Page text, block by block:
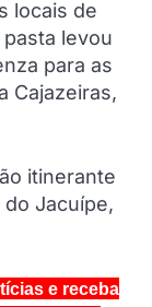
locais de
levou
para as
Cajazeiras,
itinerante
Jacuípe,
e receba